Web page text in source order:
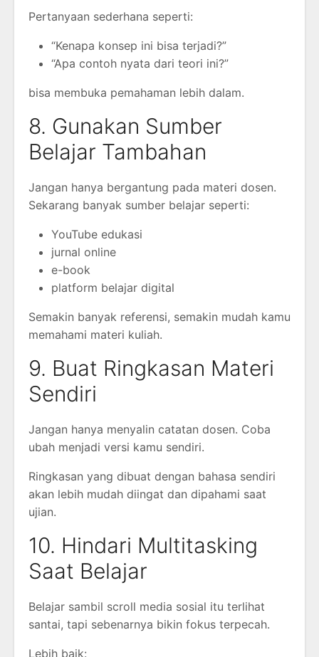
Pertanyaan sederhana seperti:
“Kenapa konsep ini bisa terjadi?”
“Apa contoh nyata dari teori ini?”
bisa membuka pemahaman lebih dalam.
8. Gunakan Sumber
Belajar Tambahan
Jangan hanya bergantung pada materi dosen.
Sekarang banyak sumber belajar seperti:
YouTube edukasi
jurnal online
e-book
platform belajar digital
Semakin banyak referensi, semakin mudah kamu
memahami materi kuliah.
9. Buat Ringkasan Materi
Sendiri
Jangan hanya menyalin catatan dosen. Coba
ubah menjadi versi kamu sendiri.
Ringkasan yang dibuat dengan bahasa sendiri
akan lebih mudah diingat dan dipahami saat
ujian.
10. Hindari Multitasking
Saat Belajar
Belajar sambil scroll media sosial itu terlihat
santai, tapi sebenarnya bikin fokus terpecah.
Lebih baik: